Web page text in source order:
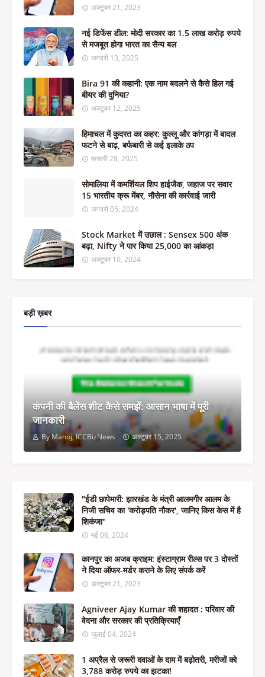
अक्टूबर 21, 2023
नई डिफेंस डील: मोदी सरकार का 1.5 लाख करोड़ रुपये
से मजबूत होगा भारत का सैन्य बल
जनवरी 13, 2025
Bira 91 की कहानी: एक नाम बदलने से कैसे हिल गई
बीयर की दुनिया?
अक्टूबर 12, 2025
हिमाचल में कुदरत का कहर: कुल्लू और कांगड़ा में बादल
फटने से बाढ़, बर्फबारी से कई इलाके ठप
फ़रवरी 28, 2025
सोमालिया में कमर्शियल शिप हाईजैक, जहाज पर सवार
15 भारतीय क्रू मेंबर, नौसेना की कार्रवाई जारी
जनवरी 05, 2024
Stock Market में उछाल : Sensex 500 अंक
बढ़ा, Nifty ने पार किया 25,000 का आंकड़ा
अक्टूबर 10, 2024
बड़ी ख़बर
कंपनी की बैलेंस शीट कैसे समझें: आसान भाषा में पूरी
जानकारी
By Manoj, ICCBizNews अक्टूबर 15, 2025
"ईडी छापेमारी: झारखंड के मंत्री आलमगीर आलम के
निजी सचिव का 'करोड़पति नौकर', जानिए किस केस में है
शिकंजा"
मई 06, 2024
कानपुर का अजब क्राइम: इंस्टाग्राम रील्स पर 3 दोस्तों
ने दिया ऑफर-मर्डर कराने के लिए संपर्क करें
अक्टूबर 21, 2023
Agniveer Ajay Kumar की शहादत : परिवार की
वेदना और सरकार की प्रतिक्रियाएँ
जुलाई 04, 2024
1 अप्रैल से जरूरी दवाओं के दाम में बढ़ोतरी, मरीजों को
3,788 करोड़ रुपये का झटका!